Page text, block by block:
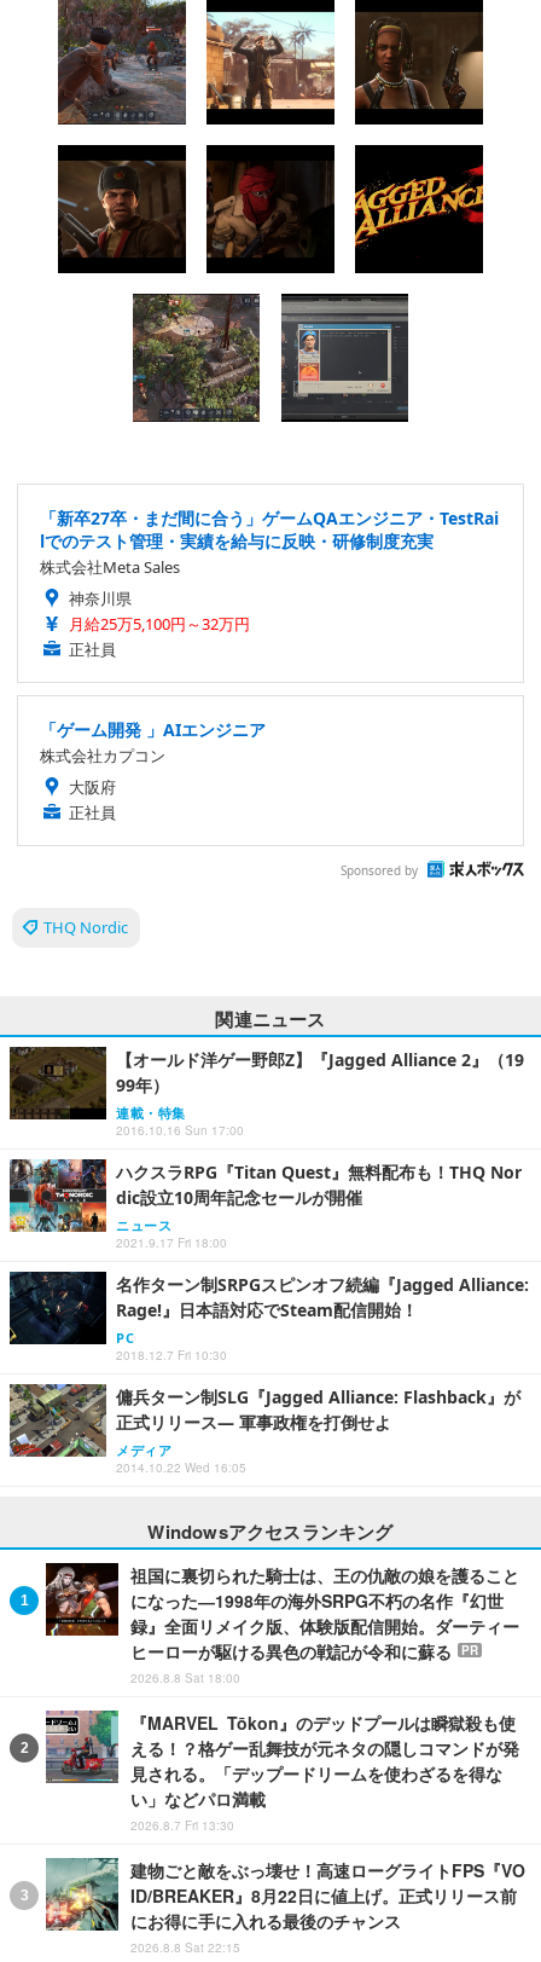
「新卒27卒・まだ間に合う」ゲームQAエンジニア・TestRai
lでのテスト管理・実績を給与に反映・研修制度充実
株式会社Meta Sales
神奈川県
月給25万5,100円～32万円
正社員
「ゲーム開発 」AIエンジニア
株式会社カプコン
大阪府
正社員
Sponsored by
THQ Nordic
関連ニュース
【オールド洋ゲー野郎Z】『Jagged Alliance 2』（19
99年）
連載・特集
2016.10.16 Sun 17:00
ハクスラRPG『Titan Quest』無料配布も！THQ Nor
dic設立10周年記念セールが開催
ニュース
2021.9.17 Fri 18:00
名作ターン制SRPGスピンオフ続編『Jagged Alliance:
Rage!』日本語対応でSteam配信開始！
PC
2018.12.7 Fri 10:30
傭兵ターン制SLG『Jagged Alliance: Flashback』が
正式リリース― 軍事政権を打倒せよ
メディア
2014.10.22 Wed 16:05
Windowsアクセスランキング
祖国に裏切られた騎士は、王の仇敵の娘を護ること
になった―1998年の海外SRPG不朽の名作『幻世
録』全面リメイク版、体験版配信開始。ダーティー
ヒーローが駆ける異色の戦記が令和に蘇る
PR
2026.8.8 Sat 18:00
『MARVEL Tōkon』のデッドプールは瞬獄殺も使
える！？格ゲー乱舞技が元ネタの隠しコマンドが発
見される。「デップードリームを使わざるを得な
い」などパロ満載
2026.8.7 Fri 13:30
建物ごと敵をぶっ壊せ！高速ローグライトFPS『VO
ID/BREAKER』8月22日に値上げ。正式リリース前
にお得に手に入れる最後のチャンス
2026.8.8 Sat 22:15